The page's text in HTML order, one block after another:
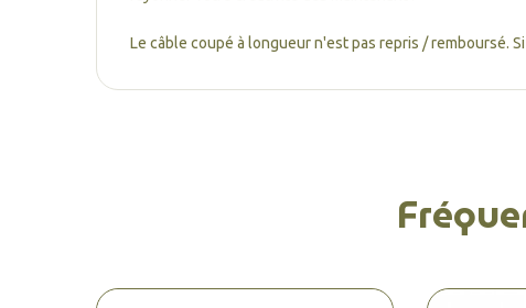
Le câble coupé à longueur n'est pas repris / remboursé.